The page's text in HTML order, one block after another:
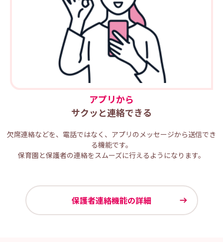
アプリから
サクッと連絡できる
欠席連絡などを、電話ではなく、アプリのメッセージから送信でき
る機能です。
保育園と保護者の連絡をスムーズに行えるようになります。
保護者連絡機能の詳細